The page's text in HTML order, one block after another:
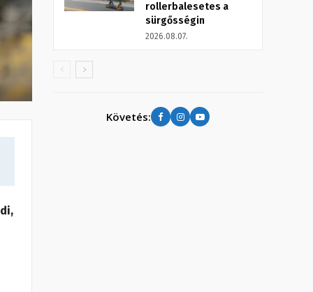
rollerbalesetes a
sürgősségin
2026.08.07.
Követés: